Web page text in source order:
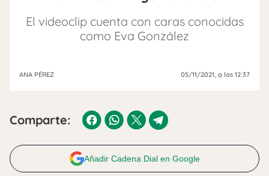
El videoclip cuenta con caras conocidas
como Eva González
ANA PÉREZ 05/11/2021, a las 12:37
Comparte:
Añadir Cadena Dial en Google